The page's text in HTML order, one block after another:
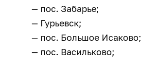
— пос. Забарье;
— Гурьевск;
— пос. Большое Исаково;
— пос. Васильково;